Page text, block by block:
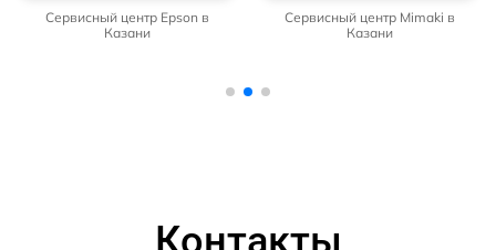
Сервисный центр Epson в
Казани
Сервисный центр Mimaki в
Казани